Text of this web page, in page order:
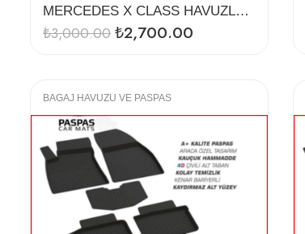
MERCEDES X CLASS HAVUZLU 4D PASPAS
₺3,000.00₺2,700.00
BAGAJ HAVUZU VE PASPAS